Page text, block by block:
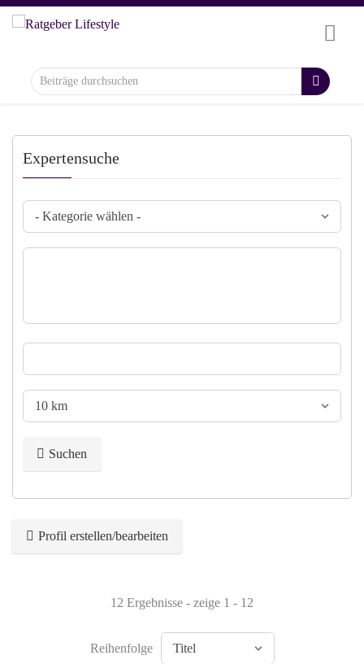
Expertensuche
Suchen
Profil erstellen/bearbeiten
12 Ergebnisse - zeige 1 - 12
Reihenfolge